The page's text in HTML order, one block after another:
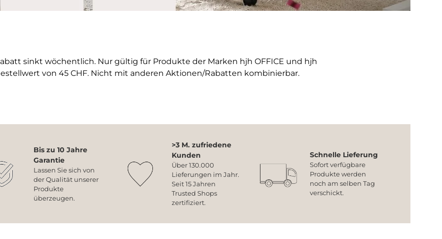
sinkt wöchentlich. Nur gültig für Produkte der Marken hjh OFFICE und hjh
von 45 CHF. Nicht mit anderen Aktionen/Rabatten kombinierbar.
Bis zu 10 Jahre
Garantie
Lassen Sie sich von
der Qualität unserer
Produkte
überzeugen.
>3 M. zufriedene
Kunden
Über 130.000
Lieferungen im Jahr.
Seit 15 Jahren
Trusted Shops
zertifiziert.
Schnelle Lieferung
Sofort verfügbare
Produkte werden
noch am selben Tag
verschickt.